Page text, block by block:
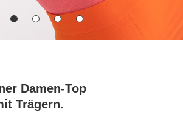
Damen-Top
Trägern.